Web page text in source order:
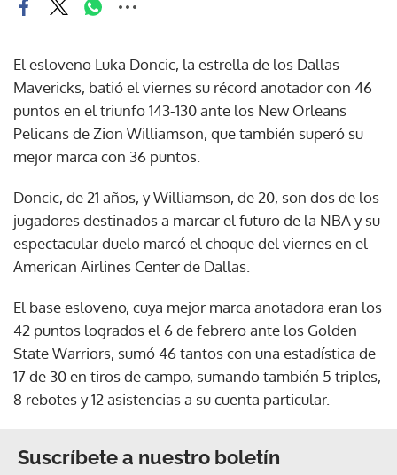
El esloveno Luka Doncic, la estrella de los Dallas
Mavericks, batió el viernes su récord anotador con 46
puntos en el triunfo 143-130 ante los New Orleans
Pelicans de Zion Williamson, que también superó su
mejor marca con 36 puntos.
Doncic, de 21 años, y Williamson, de 20, son dos de los
jugadores destinados a marcar el futuro de la NBA y su
espectacular duelo marcó el choque del viernes en el
American Airlines Center de Dallas.
El base esloveno, cuya mejor marca anotadora eran los
42 puntos logrados el 6 de febrero ante los Golden
State Warriors, sumó 46 tantos con una estadística de
17 de 30 en tiros de campo, sumando también 5 triples,
8 rebotes y 12 asistencias a su cuenta particular.
Suscríbete a nuestro boletín